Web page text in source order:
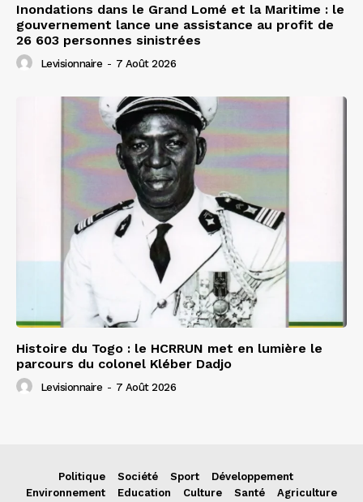
Inondations dans le Grand Lomé et la Maritime : le
gouvernement lance une assistance au profit de
26 603 personnes sinistrées
Levisionnaire - 7 Août 2026
Histoire du Togo : le HCRRUN met en lumière le
parcours du colonel Kléber Dadjo
Levisionnaire - 7 Août 2026
Politique Société Sport
Développement
Environnement
Education Culture Santé Agriculture